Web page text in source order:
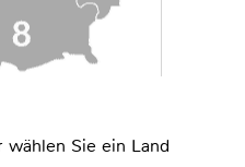
wählen Sie ein Land